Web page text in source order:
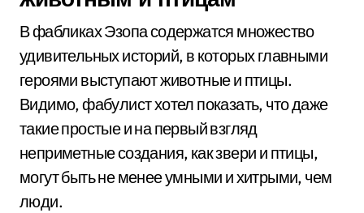
В фабликах Эзопа содержатся множество
удивительных историй, в которых главными
героями выступают животные и птицы.
Видимо, фабулист хотел показать, что даже
такие простые и на первый взгляд
неприметные создания, как звери и птицы,
могут быть не менее умными и хитрыми, чем
люди.